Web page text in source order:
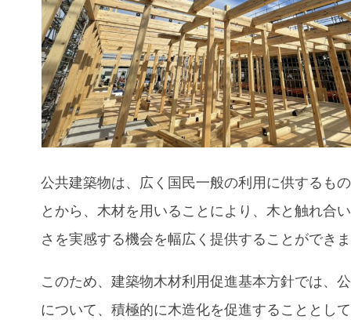
公共建築物は、広く国民一般の利用に供するも
とから、木材を用いることにより、木と触れ合
さを実感する機会を幅広く提供することができ
このため、建築物木材利用促進基本方針では、
について、積極的に木造化を促進することとし